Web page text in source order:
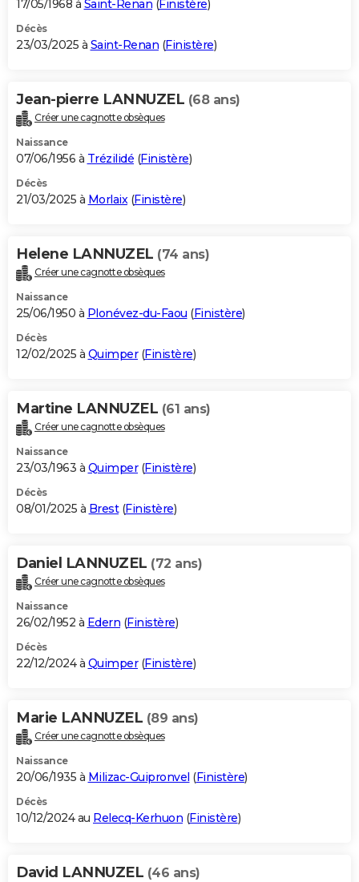
17/05/1968 à Saint-Renan (Finistère)
Décès
23/03/2025 à Saint-Renan (Finistère)
Jean-pierre LANNUZEL (68 ans)
Créer une cagnotte obsèques
Naissance
07/06/1956 à Trézilidé (Finistère)
Décès
21/03/2025 à Morlaix(Finistère)
Helene LANNUZEL (74 ans)
Créer une cagnotte obsèques
Naissance
25/06/1950 à Plonévez-du-Faou (Finistère)
Décès
12/02/2025 à Quimper(Finistère)
Martine LANNUZEL (61 ans)
Créer une cagnotte obsèques
Naissance
23/03/1963 à Quimper(Finistère)
Décès
08/01/2025 à Brest(Finistère)
Daniel LANNUZEL (72 ans)
Créer une cagnotte obsèques
Naissance
26/02/1952 à Edern (Finistère)
Décès
22/12/2024 à Quimper(Finistère)
Marie LANNUZEL (89 ans)
Créer une cagnotte obsèques
Naissance
20/06/1935 à Milizac-Guipronvel (Finistère)
Décès
10/12/2024 au Relecq-Kerhuon (Finistère)
David LANNUZEL (46 ans)